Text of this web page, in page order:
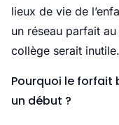
lieux de vie de
un réseau parfait
collège serait inutile.
Pourquoi le forfait
un début ?